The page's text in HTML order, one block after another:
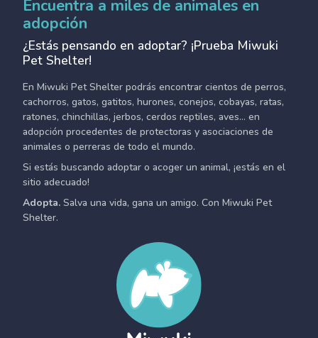
Encuentra a miles de animales en
adopción
¿Estás pensando en adoptar? ¡Prueba Miwuki
Pet Shelter!
En Miwuki Pet Shelter podrás encontrar cientos de perros,
cachorros, gatos, gatitos, hurones, conejos, cobayas, ratas,
ratones, chinchillas, jerbos, cerdos reptiles, aves... en
adopción procedentes de protectoras y asociaciones de
animales o perreras de todo el mundo.
Si estás buscando adoptar o acoger un animal, ¡estás en el
sitio adecuado!
Adopta. Salva una vida, gana un amigo. Con Miwuki Pet
Shelter.